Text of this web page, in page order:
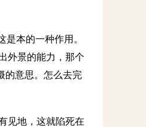
本的一种作用。
外景的能力，那个
的意思。怎么去完
见地，这就陷死在